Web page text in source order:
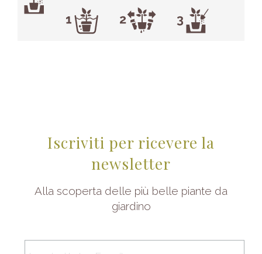
Iscriviti per ricevere la
newsletter
Alla scoperta delle più belle piante da
giardino